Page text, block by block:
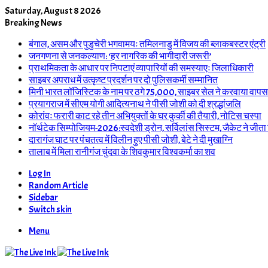
Saturday, August 8 2026
Breaking News
बंगाल, असम और पुडुचेरी भगवामयः तमिलनाडु में विजय की ब्लाकबस्टर एंट्री
जनगणना से जनकल्याण: ‘हर नागरिक की भागीदारी जरूरी’
प्राथमिकता के आधार पर निपटाएं व्यापारियों की समस्याएः जिलाधिकारी
साइबर अपराध में उत्कृष्ट प्रदर्शन पर दो पुलिसकर्मी सम्मानित
मिनी भारत लॉजिस्टिक के नाम पर ठगे 75,000, साइबर सेल ने करवाया वापस
प्रयागराज में सीएम योगी आदित्यनाथ ने पीसी जोशी को दी श्रद्धांजलि
कोरांवः फरारी काट रहे तीन अभियुक्तों के घर कुर्की की तैयारी, नोटिस चस्पा
नॉर्थटेक सिम्पोजियम-2026:स्वदेशी ड्रोन, सर्विलांस सिस्टम, जैकेट ने जीता
दारागंज घाट पर पंचतत्व में विलीन हुए पीसी जोशी, बेटे ने दी मुखाग्नि
तालाब में मिला रानीगंज चुंदवा के शिवकुमार विश्वकर्मा का शव
Log In
Random Article
Sidebar
Switch skin
Menu